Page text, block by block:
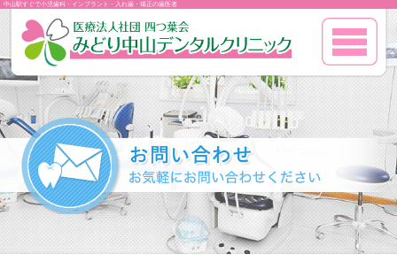
中山駅すぐで小児歯科・インプラント・入れ歯・矯正の歯医者